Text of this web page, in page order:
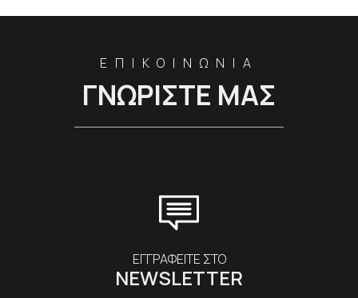
ΕΠΙΚΟΙΝΩΝΙΑ
ΓΝΩΡΙΣΤΕ ΜΑΣ
ΕΓΓΡΑΦΕΙΤΕ ΣΤΟ
NEWSLETTER